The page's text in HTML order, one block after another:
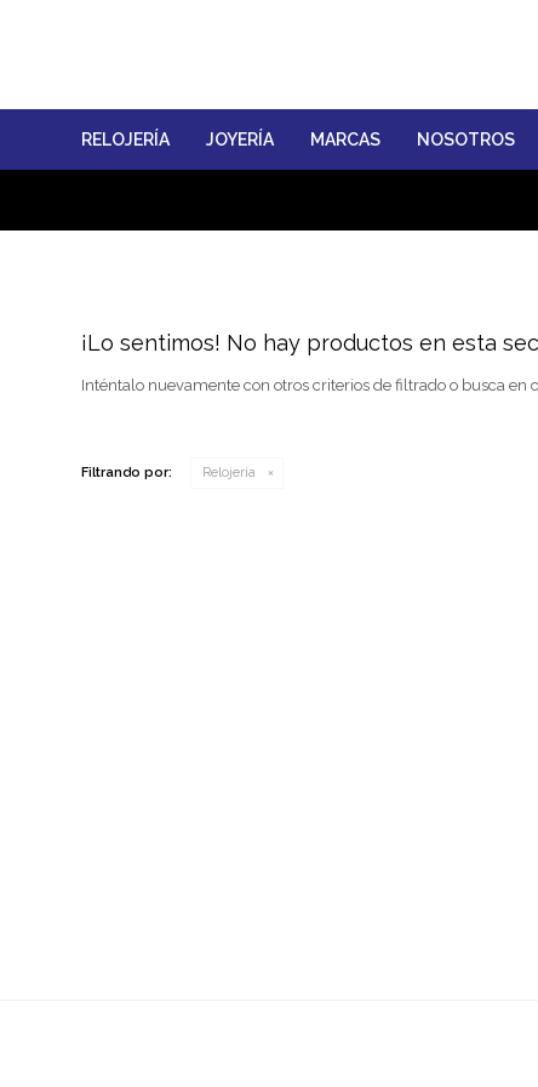
RELOJERÍA JOYERÍA MARCAS NOSOTROS
¡Lo sentimos! No hay productos en esta
Inténtalo nuevamente con otros criterios de filtrado o busca en
Filtrando por: Relojería